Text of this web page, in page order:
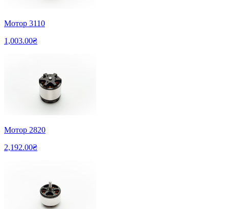
Мотор 3110
1,003.00₴
Мотор 2820
2,192.00₴